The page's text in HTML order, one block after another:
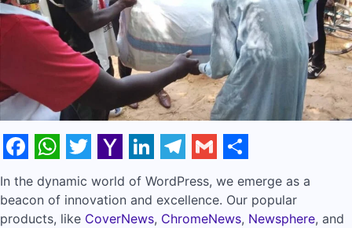
Facebook
WhatsApp
Twitter
Yahoo
Mail
LinkedIn
Telegram
GmailShare
In the dynamic world of WordPress, we emerge as a
beacon of innovation and excellence. Our popular
products, like CoverNews, ChromeNews, Newsphere, and